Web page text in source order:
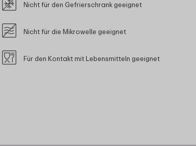
Nicht für den Gefrierschrank geeignet
Nicht für die Mikrowelle geeignet
Für den Kontakt mit Lebensmitteln geeignet